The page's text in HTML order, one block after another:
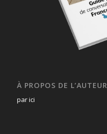
À PROPOS DE L’AUTEUR
par ici